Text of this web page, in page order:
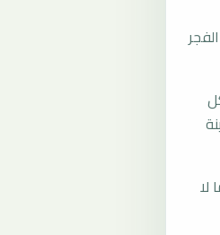
أوقات الفجر
لا